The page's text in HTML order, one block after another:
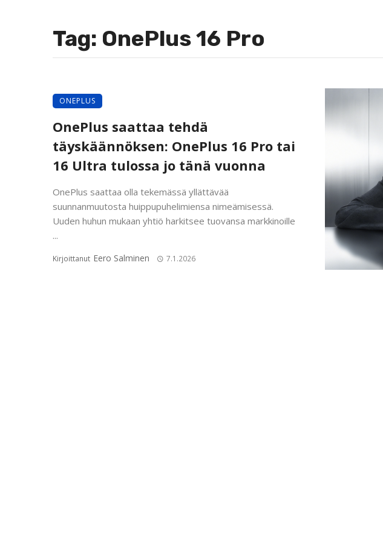
Tag: OnePlus 16 Pro
ONEPLUS
OnePlus saattaa tehdä
täyskäännöksen: OnePlus 16 Pro tai
16 Ultra tulossa jo tänä vuonna
OnePlus saattaa olla tekemässä yllättävää
suunnanmuutosta huippupuhelimiensa nimeämisessä.
Uuden huhun mukaan yhtiö harkitsee tuovansa markkinoille
...
Kirjoittanut Eero Salminen 7.1.2026